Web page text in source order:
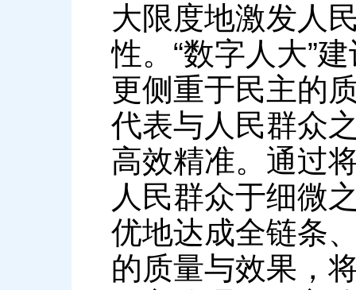
大限度地激发人
性。“数字人大”
更侧重于民主的
代表与人民群众
高效精准。通过
人民群众于细微
优地达成全链条
的质量与效果，